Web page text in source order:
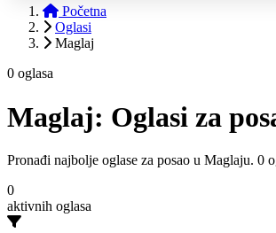
Početna
Oglasi
Maglaj
0 oglasa
Maglaj: Oglasi za
Pronađi najbolje oglase za posao u Maglaju. 0
0
aktivnih oglasa